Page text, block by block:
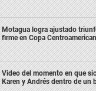
Motagua logra ajustado
firme en Copa
Video del momento en que
Karen y Andrés dentro de un